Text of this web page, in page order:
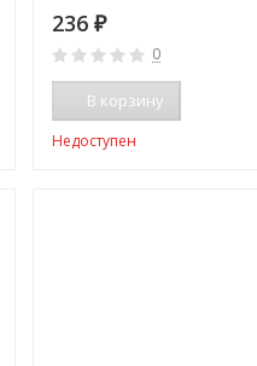
236 ₽
0
В корзину
Недоступен